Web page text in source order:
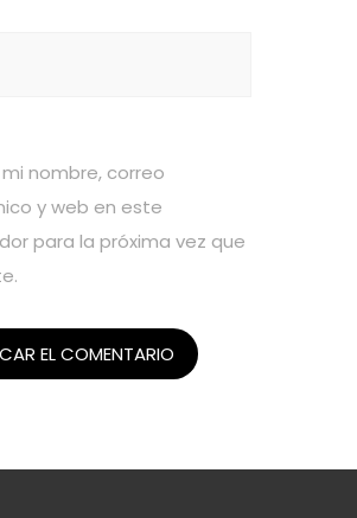
nombre, correo
y web en este
para la próxima vez que